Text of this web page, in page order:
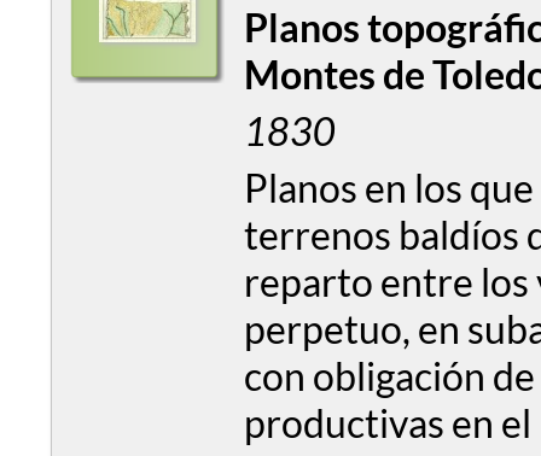
Planos
Montes de
1830
Planos en los
terrenos baldíos
reparto entre los
perpetuo, en
con obligación
productivas en el